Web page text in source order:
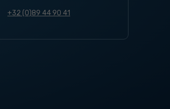
+32 (0)89 44 90 41